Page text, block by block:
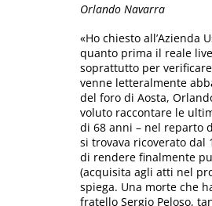
Orlando Navarra
«Ho chiesto all’Azienda
quanto prima il reale
soprattutto per
venne letteralmente
del foro di Aosta,
voluto raccontare le
di 68 anni – nel reparto
si trovava ricoverato dal
di rendere finalmente
(acquisita agli atti nel
spiega. Una morte che
fratello Sergio Peloso,